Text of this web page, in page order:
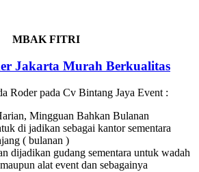
MBAK FITRI
Jakarta Murah Berkualitas
Roder pada Cv Bintang Jaya Event :
Mingguan Bahkan Bulanan
di jadikan sebagai kantor sementara
( bulanan )
dijadikan gudang sementara untuk wadah
alat event dan sebagainya